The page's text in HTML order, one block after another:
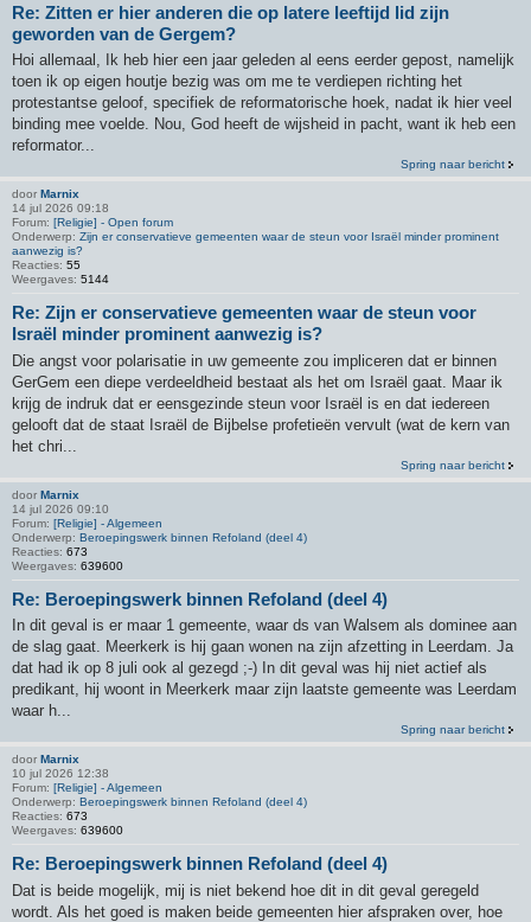
Re: Zitten er hier anderen die op latere leeftijd lid zijn
geworden van de Gergem?
Hoi allemaal, Ik heb hier een jaar geleden al eens eerder gepost, namelijk
toen ik op eigen houtje bezig was om me te verdiepen richting het
protestantse geloof, specifiek de reformatorische hoek, nadat ik hier veel
binding mee voelde. Nou, God heeft de wijsheid in pacht, want ik heb een
reformator...
Spring naar bericht
door Marnix
14 jul 2026 09:18
Forum: [Religie] - Open forum
Onderwerp: Zijn er conservatieve gemeenten waar de steun voor Israël minder prominent
aanwezig is?
Reacties: 55
Weergaves: 5144
Re: Zijn er conservatieve gemeenten waar de steun voor
Israël minder prominent aanwezig is?
Die angst voor polarisatie in uw gemeente zou impliceren dat er binnen
GerGem een ​​diepe verdeeldheid bestaat als het om Israël gaat. Maar ik
krijg de indruk dat er eensgezinde steun voor Israël is en dat iedereen
gelooft dat de staat Israël de Bijbelse profetieën vervult (wat de kern van
het chri...
Spring naar bericht
door Marnix
14 jul 2026 09:10
Forum: [Religie] - Algemeen
Onderwerp: Beroepingswerk binnen Refoland (deel 4)
Reacties: 673
Weergaves: 639600
Re: Beroepingswerk binnen Refoland (deel 4)
In dit geval is er maar 1 gemeente, waar ds van Walsem als dominee aan
de slag gaat. Meerkerk is hij gaan wonen na zijn afzetting in Leerdam. Ja
dat had ik op 8 juli ook al gezegd ;-) In dit geval was hij niet actief als
predikant, hij woont in Meerkerk maar zijn laatste gemeente was Leerdam
waar h...
Spring naar bericht
door Marnix
10 jul 2026 12:38
Forum: [Religie] - Algemeen
Onderwerp: Beroepingswerk binnen Refoland (deel 4)
Reacties: 673
Weergaves: 639600
Re: Beroepingswerk binnen Refoland (deel 4)
Dat is beide mogelijk, mij is niet bekend hoe dit in dit geval geregeld
wordt. Als het goed is maken beide gemeenten hier afspraken over, hoe